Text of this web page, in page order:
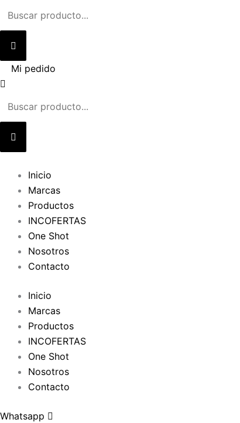
Mi pedido
Inicio
Marcas
Productos
INCOFERTAS
One Shot
Nosotros
Contacto
Inicio
Marcas
Productos
INCOFERTAS
One Shot
Nosotros
Contacto
Whatsapp